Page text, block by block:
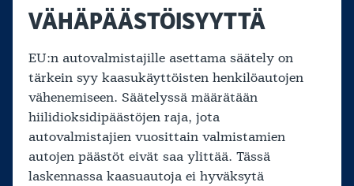
VÄHÄPÄÄSTÖISYYTTÄ
EU:n autovalmistajille asettama säätely on
tärkein syy kaasukäyttöisten henkilöautojen
vähenemiseen. Säätelyssä määrätään
hiilidioksidipäästöjen raja, jota
autovalmistajien vuosittain valmistamien
autojen päästöt eivät saa ylittää. Tässä
laskennassa kaasuautoja ei hyväksytä